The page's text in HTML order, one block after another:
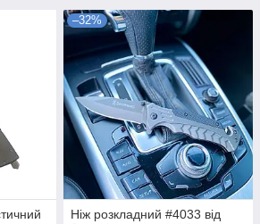
–32%
Ніж розкладний #4033 від